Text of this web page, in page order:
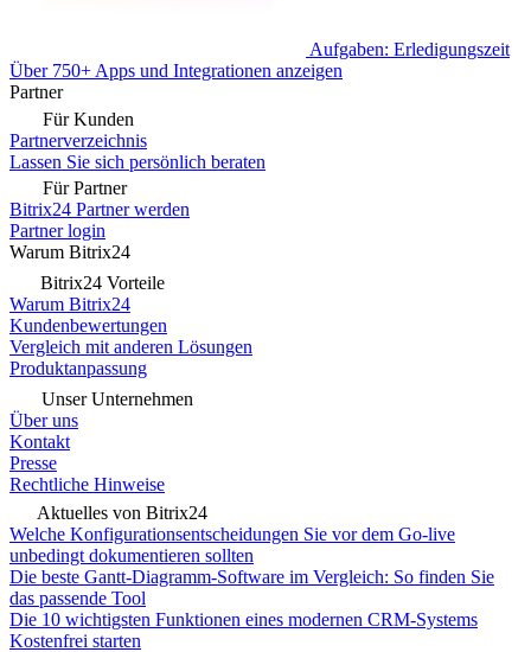
Aufgaben: Erledigungszeit
Über 750+ Apps und Integrationen anzeigen
Partner
Für Kunden
Partnerverzeichnis
Lassen Sie sich persönlich beraten
Für Partner
Bitrix24 Partner werden
Partner login
Warum Bitrix24
Bitrix24 Vorteile
Warum Bitrix24
Kundenbewertungen
Vergleich mit anderen Lösungen
Produktanpassung
Unser Unternehmen
Über uns
Kontakt
Presse
Rechtliche Hinweise
Aktuelles von Bitrix24
Welche Konfigurationsentscheidungen Sie vor dem Go-live
unbedingt dokumentieren sollten
Die beste Gantt-Diagramm-Software im Vergleich: So finden Sie
das passende Tool
Die 10 wichtigsten Funktionen eines modernen CRM-Systems
Kostenfrei starten